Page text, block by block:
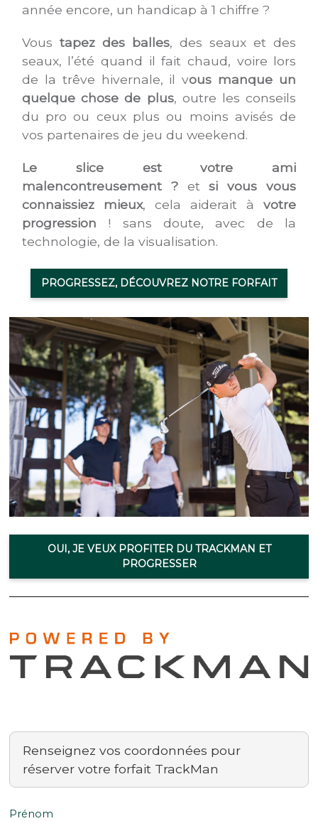
année encore, un handicap à 1 chiffre ?
Vous tapez des balles, des seaux et des
seaux, l’été quand il fait chaud, voire lors
de la trêve hivernale, il vous manque un
quelque chose de plus, outre les conseils
du pro ou ceux plus ou moins avisés de
vos partenaires de jeu du weekend.
Le slice est votre ami
malencontreusement ? etsi vous vous
connaissiez mieux, cela aiderait àvotre
progression ! sans doute, avec de la
technologie, de la visualisation.
PROGRESSEZ, DÉCOUVREZ NOTRE FORFAIT
OUI, JE VEUX PROFITER DU TRACKMAN ET
PROGRESSER
Renseignez vos coordonnées pour
réserver votre forfait TrackMan
Prénom